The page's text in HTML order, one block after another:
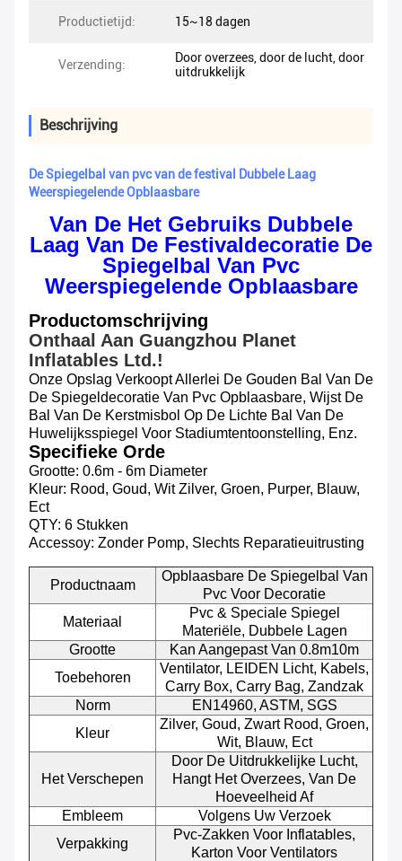
Productietijd: 15~18 dagen
Verzending:
Door overzees, door de lucht, door
uitdrukkelijk
Beschrijving
De Spiegelbal van pvc van de festival Dubbele Laag
Weerspiegelende Opblaasbare
Van De Het Gebruiks Dubbele
Laag Van De Festivaldecoratie De
Spiegelbal Van Pvc
Weerspiegelende Opblaasbare
Productomschrijving
Onthaal Aan Guangzhou Planet
Inflatables Ltd.!
Onze Opslag Verkoopt Allerlei De Gouden Bal Van De
De Spiegeldecoratie Van Pvc Opblaasbare, Wijst De
Bal Van De Kerstmisbol Op De Lichte Bal Van De
Huwelijksspiegel Voor Stadiumtentoonstelling, Enz.
Specifieke Orde
Grootte: 0.6m - 6m Diameter
Kleur: Rood, Goud, Wit Zilver, Groen, Purper, Blauw,
Ect
QTY: 6 Stukken
Accessoy: Zonder Pomp, Slechts Reparatieuitrusting
Productnaam
Opblaasbare De Spiegelbal Van
Pvc Voor Decoratie
Materiaal
Pvc & Speciale Spiegel
Materiële, Dubbele Lagen
Grootte
Kan Aangepast Van 0.8m10m
Toebehoren
Ventilator, LEIDEN Licht, Kabels,
Carry Box, Carry Bag, Zandzak
Norm
EN14960, ASTM, SGS
Kleur
Zilver, Goud, Zwart Rood, Groen,
Wit, Blauw, Ect
Het Verschepen
Door De Uitdrukkelijke Lucht,
Hangt Het Overzees, Van De
Hoeveelheid Af
Embleem
Volgens Uw Verzoek
Verpakking
Pvc-Zakken Voor Inflatables,
Karton Voor Ventilators